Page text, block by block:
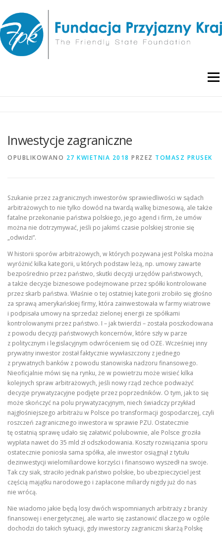
treści
Menu
Inwestycje zagraniczne
OPUBLIKOWANO 27 KWIETNIA 2018 PRZEZ TOMASZ PRUSEK
Szukanie przez zagranicznych inwestorów sprawiedliwości w sądach
arbitrażowych to nie tylko dowód na twardą walkę biznesową, ale także
fatalne przekonanie państwa polskiego, jego agend i firm, że umów
można nie dotrzymywać, jeśli po jakimś czasie polskiej stronie się
„odwidzi”.
W historii sporów arbitrażowych, w których pozywana jest Polska można
wyróżnić kilka kategorii, u których podstaw leżą, np. umowy zawarte
bezpośrednio przez państwo, skutki decyzji urzędów państwowych,
a także decyzje biznesowe podejmowane przez spółki kontrolowane
przez skarb państwa. Właśnie o tej ostatniej kategorii zrobiło się głośno
za sprawą amerykańskiej firmy, która zainwestowała w farmy wiatrowe
i podpisała umowy na sprzedaż zielonej energii ze spółkami
kontrolowanymi przez państwo. I – jak twierdzi – została poszkodowana
z powodu decyzji państwowych koncernów, które szły w parze
z politycznym i legislacyjnym odwróceniem się od OZE. Wcześniej inny
prywatny inwestor został faktycznie wywłaszczony z jednego
z prywatnych banków z powodu stanowiska nadzoru finansowego.
Nieoficjalnie mówi się na rynku, że w powietrzu może wisieć kilka
kolejnych spraw arbitrażowych, jeśli nowy rząd zechce podważyć
decyzje prywatyzacyjne podjęte przez poprzedników. O tym, jak to się
może skończyć na polu prywatyzacyjnym, niech świadczy przykład
najgłośniejszego arbitrażu w Polsce po transformacji gospodarczej, czyli
roszczeń zagranicznego inwestora w sprawie PZU. Ostatecznie
tę ostatnią sprawę udało się załatwić polubownie, ale Polsce groziła
wypłata nawet do 35 mld zł odszkodowania. Koszty rozwiązania sporu
ostatecznie poniosła sama spółka, ale inwestor osiągnął z tytułu
dezinwestycji wielomiliardowe korzyści i finansowo wyszedł na swoje.
Tak czy siak, straciło jednak państwo polskie, bo ubezpieczyciel jest
częścią majątku narodowego i zapłacone miliardy nigdy już do nas
nie wrócą.
Nie wiadomo jakie będą losy dwóch wspomnianych arbitraży z branży
finansowej i energetycznej, ale warto się zastanowić dlaczego w ogóle
dochodzi do takich sytuacji, gdy inwestorzy zagraniczni skarżą Polskę